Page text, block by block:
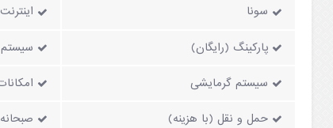
سونا
پارکینگ (رایگان) سیستم
سیستم گرمایشی
حمل و نقل (با هزینه)